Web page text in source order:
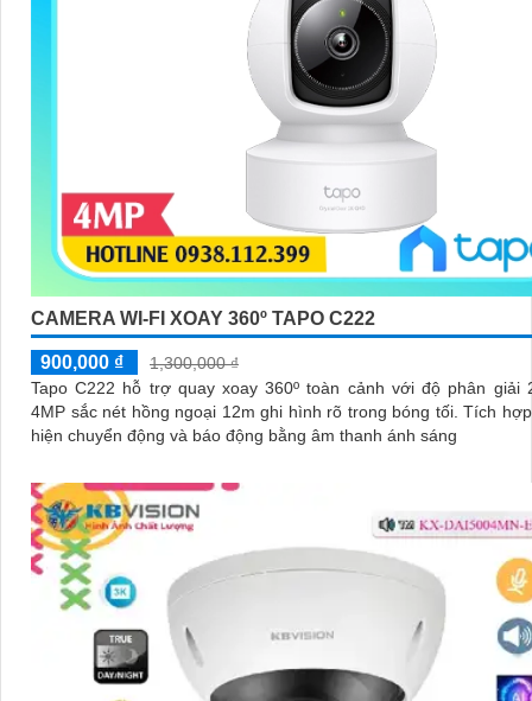
CAMERA WI-FI XOAY 360º TAPO C222
900,000 ₫
1,300,000 ₫
Tapo C222 hỗ trợ quay xoay 360º toàn cảnh với độ phân giải
4MP sắc nét hồng ngoại 12m ghi hình rõ trong bóng tối. Tích hợp AI phát
hiện chuyển động và báo động bằng âm thanh ánh sáng